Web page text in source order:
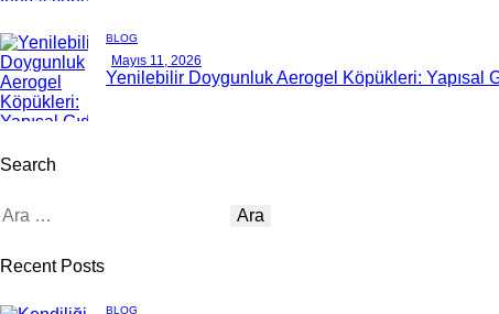
BLOG
Mayıs 11, 2026
Yenilebilir Doygunluk Aerogel Köpükleri: Yapısal
Search
Recent Posts
BLOG